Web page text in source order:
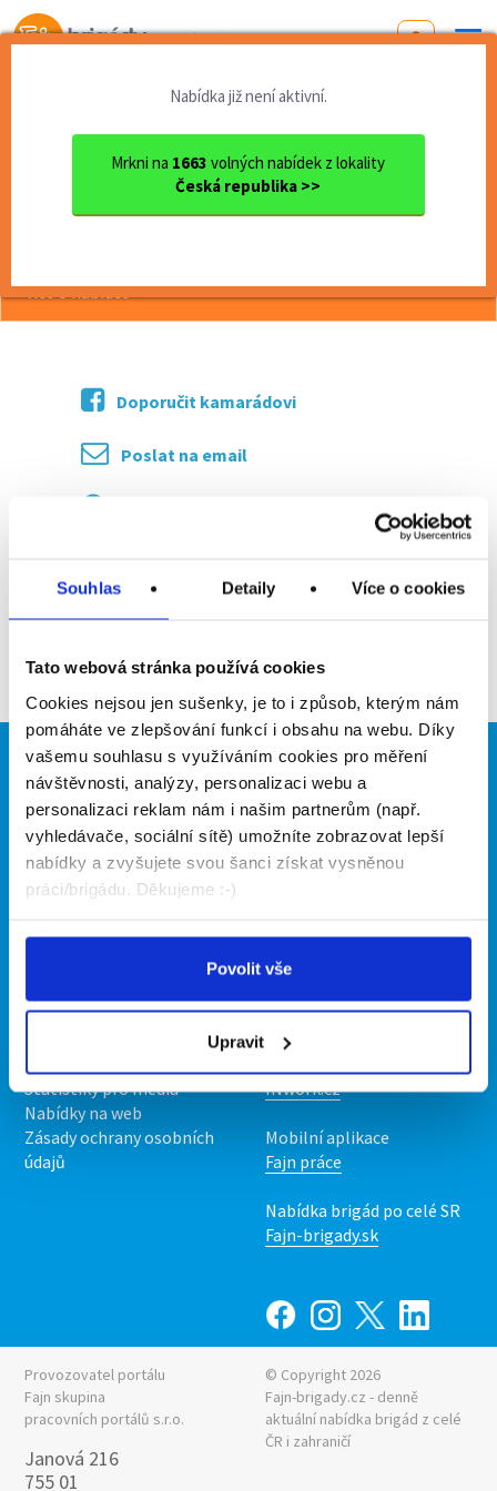
Souhlas Detaily Více o cookies
Tato webová stránka používá cookies
Cookies nejsou jen sušenky, je to i způsob, kterým nám
pomáháte ve zlepšování funkcí i obsahu na webu. Díky
vašemu souhlasu s využíváním cookies pro měření
návštěvnosti, analýzy, personalizaci webu a
personalizaci reklam nám i našim partnerům (např.
vyhledávače, sociální sítě) umožníte zobrazovat lepší
nabídky a zvyšujete svou šanci získat vysněnou
práci/brigádu. Děkujeme :-)
Povolit vše
Upravit
Od první brigády
Nabídka již není aktivní.
Mrkni na 1663 volných nabídek z lokality
Česká republika >>
Jihomoravský kraj okres Brno
Pomocná síla
Pomocná síla
více o nabídce >>
Doporučit kamarádovi
Poslat na email
Brigádníci
Články
Hledané brigády
Firmy
Vložit inzerát
Ceník
Propagace
O portálu
O nás
Statistiky pro média
Nabídky na web
Zásady ochrany osobních
údajů
Naše další projekty
Fajn brigády
INwork.cz
Mobilní aplikace
Fajn práce
Nabídka brigád po celé SR
Fajn-brigady.sk
Provozovatel portálu
Fajn skupina
pracovních portálů s.r.o.
Janová 216
755 01
© Copyright 2026
Fajn-brigady.cz - denně
aktuální nabídka brigád z celé
ČR i zahraničí